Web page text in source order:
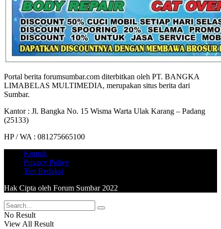
Portal berita forumsumbar.com diterbitkan oleh PT. BANGKA
LIMABELAS MULTIMEDIA, merupakan situs berita dari
Sumbar.
Kantor : Jl. Bangka No. 15 Wisma Warta Ulak Karang – Padang
(25133)
HP / WA : 081275665100
Kontak
Privacy Policy
Tim Redaksi
Hak Cipta oleh Forum Sumbar 2022
No Result
View All Result